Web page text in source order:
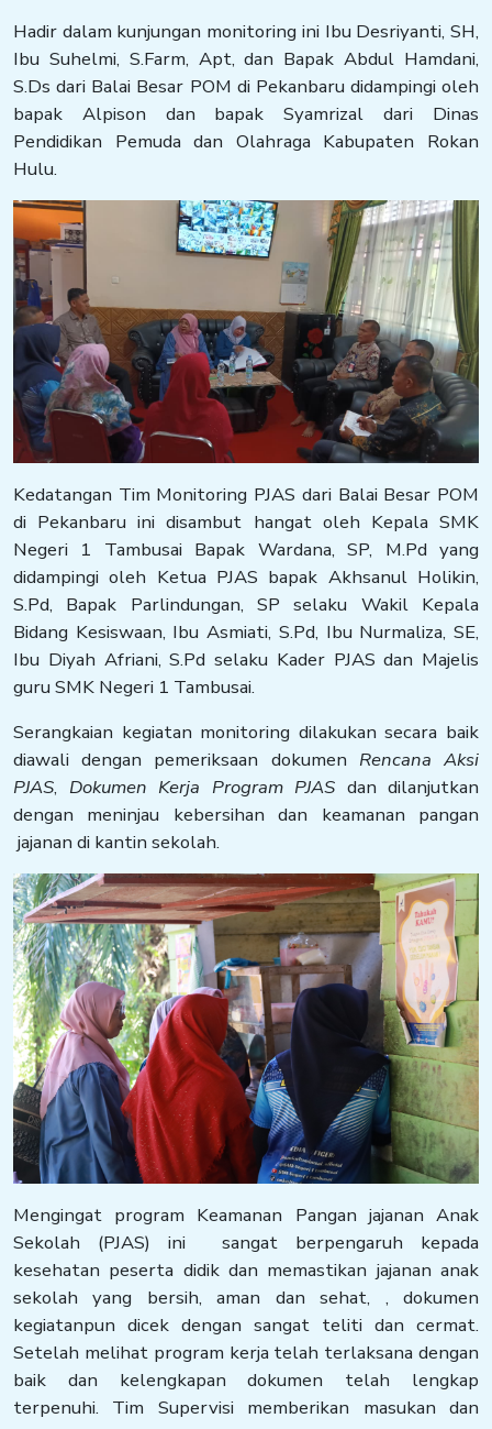
Hadir dalam kunjungan monitoring ini Ibu Desriyanti, SH,
Ibu Suhelmi, S.Farm, Apt, dan Bapak Abdul Hamdani,
S.Ds dari Balai Besar POM di Pekanbaru didampingi oleh
bapak Alpison dan bapak Syamrizal dari Dinas
Pendidikan Pemuda dan Olahraga Kabupaten Rokan
Hulu.
Kedatangan Tim Monitoring PJAS dari Balai Besar POM
di Pekanbaru ini disambut hangat oleh Kepala SMK
Negeri 1 Tambusai Bapak Wardana, SP, M.Pd yang
didampingi oleh Ketua PJAS bapak Akhsanul Holikin,
S.Pd, Bapak Parlindungan, SP selaku Wakil Kepala
Bidang Kesiswaan, Ibu Asmiati, S.Pd, Ibu Nurmaliza, SE,
Ibu Diyah Afriani, S.Pd selaku Kader PJAS dan Majelis
guru SMK Negeri 1 Tambusai.
Serangkaian kegiatan monitoring dilakukan secara baik
diawali dengan pemeriksaan dokumen Rencana Aksi
PJAS, Dokumen Kerja Program PJAS dan dilanjutkan
dengan meninjau kebersihan dan keamanan pangan
jajanan di kantin sekolah.
Mengingat program Keamanan Pangan jajanan Anak
Sekolah (PJAS) ini sangat berpengaruh kepada
kesehatan peserta didik dan memastikan jajanan anak
sekolah yang bersih, aman dan sehat, , dokumen
kegiatanpun dicek dengan sangat teliti dan cermat.
Setelah melihat program kerja telah terlaksana dengan
baik dan kelengkapan dokumen telah lengkap
terpenuhi. Tim Supervisi memberikan masukan dan